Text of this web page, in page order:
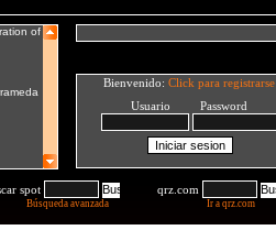
Bienvenido: Click para registrarse
Usuario Password
spot
Búsqueda avanzada
qrz.com
Ir a qrz.com